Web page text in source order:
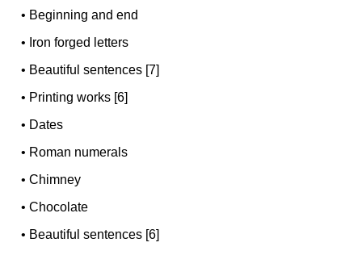
• Beginning and end
• Iron forged letters
• Beautiful sentences [7]
• Printing works [6]
• Dates
• Roman numerals
•Chimney
•Chocolate
• Beautiful sentences [6]